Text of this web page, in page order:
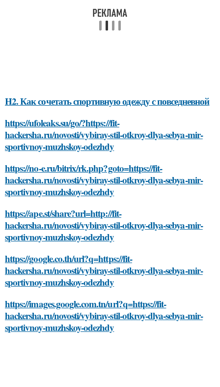
H2. Как сочетать спортивную одежду с повседневной
https://ufoleaks.su/go/?https://fit-
hackersha.ru/novosti/vybiray-stil-otkroy-dlya-sebya-mir-
sportivnoy-muzhskoy-odezhdy
https://no-e.ru/bitrix/rk.php?goto=https://fit-
hackersha.ru/novosti/vybiray-stil-otkroy-dlya-sebya-mir-
sportivnoy-muzhskoy-odezhdy
https://ape.st/share?url=http://fit-
hackersha.ru/novosti/vybiray-stil-otkroy-dlya-sebya-mir-
sportivnoy-muzhskoy-odezhdy
https://google.co.th/url?q=https://fit-
hackersha.ru/novosti/vybiray-stil-otkroy-dlya-sebya-mir-
sportivnoy-muzhskoy-odezhdy
https://images.google.com.tn/url?q=https://fit-
hackersha.ru/novosti/vybiray-stil-otkroy-dlya-sebya-mir-
sportivnoy-muzhskoy-odezhdy